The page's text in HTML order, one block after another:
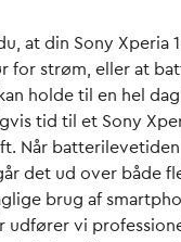
til os:
60 55 90
at din Sony Xperia
for strøm, eller at
holde til en hel
tid til et Sony
Når
det ud over både
brug af
udfører vi